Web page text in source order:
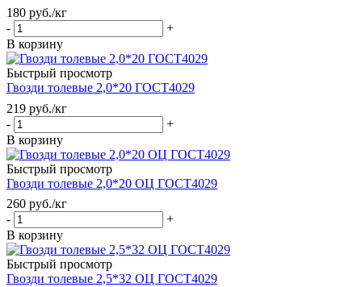
180 руб./кг
-
+
В корзину
Быстрый просмотр
Гвозди толевые 2,0*20 ГОСТ4029
219 руб./кг
-
+
В корзину
Быстрый просмотр
Гвозди толевые 2,0*20 ОЦ ГОСТ4029
260 руб./кг
-
+
В корзину
Быстрый просмотр
Гвозди толевые 2,5*32 ОЦ ГОСТ4029